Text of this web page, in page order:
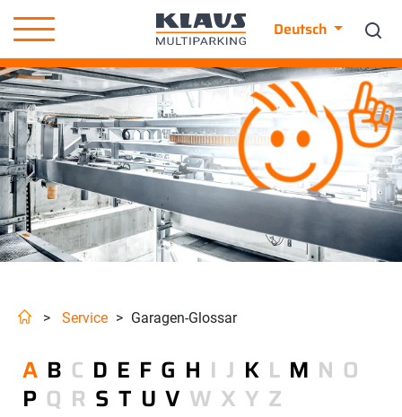
Deutsch
> Service > Garagen-Glossar
A B C D E F G H I J K L M N O
P Q R S T U V W X Y Z